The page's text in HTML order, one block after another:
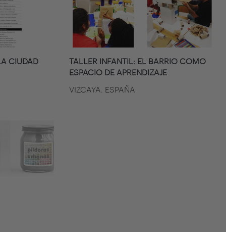
CIUDAD
TALLER INFANTIL: EL BARRIO COMO
ESPACIO DE APRENDIZAJE
VIZCAYA. ESPAÑA